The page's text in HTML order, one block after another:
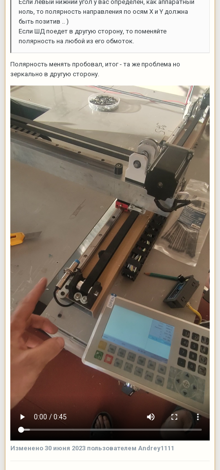
Если левый нижний угол у вас определён, как аппаратный
ноль, то полярность направления по осям Х и Y должна
быть позитив .. )
Если ШД поедет в другую сторону, то поменяйте
полярность на любой из его обмоток.
Полярность менять пробовал, итог - та же проблема но
зеркально в другую сторону.
Изменено 30 июня 2023 пользователем Andrey1111